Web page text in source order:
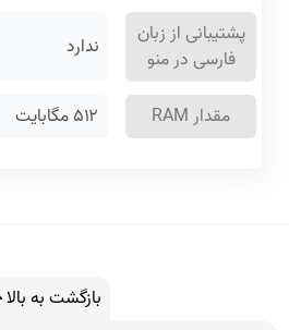
پشتیبانی از زبان
فارسی در منو
ندارد
مقدار RAM ۵۱۲ مگابایت
بازگشت به بالا